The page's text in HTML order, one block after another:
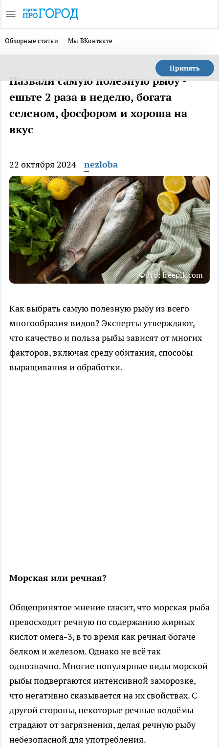
Обзорные статьи Мы ВКонтакте
Принять
Назвали самую полезную рыбу -
ешьте 2 раза в неделю, богата
селеном, фосфором и хороша на
вкус
22 октября 2024 nezloba
Фото: freepik.com
Как выбрать самую полезную рыбу из всего
многообразия видов? Эксперты утверждают,
что качество и польза рыбы зависят от многих
факторов, включая среду обитания, способы
выращивания и обработки.
Морская или речная?
Общепринятое мнение гласит, что морская рыба
превосходит речную по содержанию жирных
кислот омега-3, в то время как речная богаче
белком и железом. Однако не всё так
однозначно. Многие популярные виды морской
рыбы подвергаются интенсивной заморозке,
что негативно сказывается на их свойствах. С
другой стороны, некоторые речные водоёмы
страдают от загрязнения, делая речную рыбу
небезопасной для употребления.